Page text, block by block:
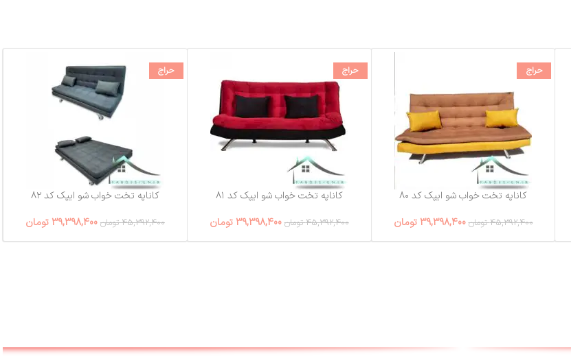
حراج
کاناپه تخت خواب شو ایپک کد ۸۰
45,392,400 تومان 39,398,400 تومان
حراج
کاناپه تخت خواب شو ایپک کد ۸۱
45,392,400 تومان 39,398,400 تومان
حراج
کاناپه تخت خواب شو ایپک کد ۸۲
45,392,400 تومان 39,398,400 تومان